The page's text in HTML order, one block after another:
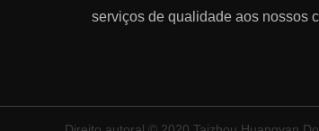
serviços de qualidade aos nossos